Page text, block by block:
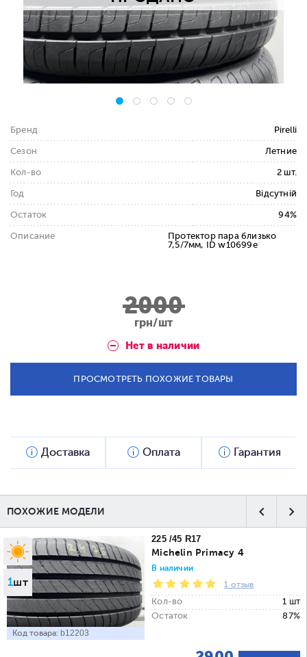
Бренд Pirelli
Сезон Летние
Кол-во 2 шт.
Год Відсутній
Остаток 94%
Описание
Протектор пара близько
7,5/7мм, ID w10699e
2000
грн/шт
Нет в наличии
ПРОСМОТРЕТЬ ПОХОЖИЕ ТОВАРЫ
Доставка Оплата Гарантия
ПОХОЖИЕ МОДЕЛИ
1шт
Код товара: b12203
225 /45 R17
Michelin Primacy 4
В наличии
1 отзыв
Кол-во
1 шт
Остаток
87%